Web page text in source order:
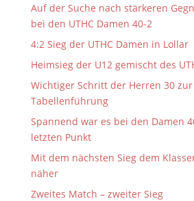
Auf der Suche nach stärkeren
bei den UTHC Damen 40-2
4:2 Sieg der UTHC Damen in Lollar
Heimsieg der U12 gemischt des
Wichtiger Schritt der Herren 30
Tabellenführung
Spannend war es bei den Damen
letzten Punkt
Mit dem nächsten Sieg dem
näher
Zweites Match – zweiter Sieg